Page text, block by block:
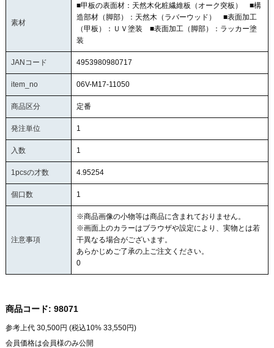
素材
■甲板の表面材：天然木化粧繊維板（オーク突板） ■構
造部材（脚部）：天然木（ラバーウッド） ■表面加工
（甲板）：ＵＶ塗装 ■表面加工（脚部）：ラッカー塗
装
JANコード 4953980980717
item_no 06V-M17-11050
商品区分 定番
発注単位 1
入数 1
1pcsの才数 4.95254
個口数 1
注意事項
※商品画像の小物等は商品に含まれておりません。
※画面上のカラーはブラウザや設定により、実物とは若
干異なる場合がございます。
あらかじめご了承の上ご注文ください。
0
商品コード: 98071
参考上代 30,500円 (税込10% 33,550円)
会員価格は会員様のみ公開